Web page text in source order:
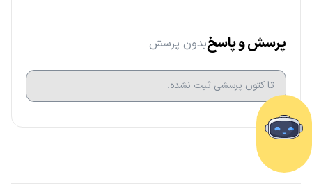
پرسش و پاسخبدون پرسش
تا کتون پرسشی ثبت نشده.